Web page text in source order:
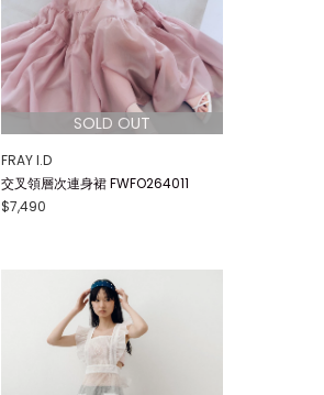
FRAY I.D
交叉領層次連身裙 FWFO264011
$7,490